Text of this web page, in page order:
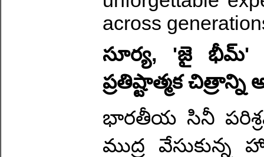
across
సూర్య, 'జై భీమ్'
ప్రతిష్టాత్మక
భారతీయ సినీ
ముద్ర వేసుకున్న